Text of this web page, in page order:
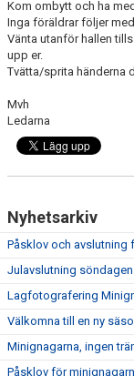
Kom ombytt och ha
Inga föräldrar följer
Vänta utanför hallen
upp er.
Tvätta/sprita händerna
Mvh
Ledarna
Nyhetsarkiv
Påsklov och avslutning
Julavslutning
Lagfotografering
Välkomna till en ny
Minignagarna, ingen
Påsklov för